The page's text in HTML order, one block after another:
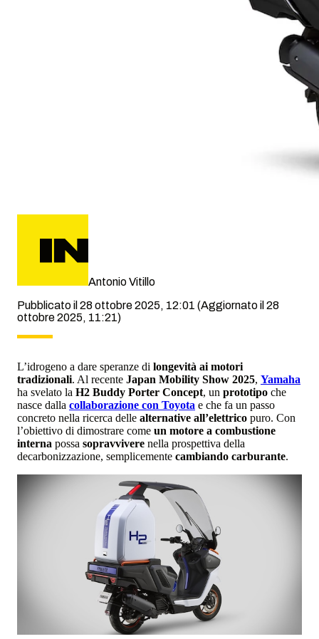
Antonio Vitillo
Pubblicato il 28 ottobre 2025, 12:01 (Aggiornato il 28
ottobre 2025, 11:21)
L’idrogeno a dare speranze di longevità ai motori
tradizionali. Al recente Japan Mobility Show 2025, Yamaha
ha svelato la H2 Buddy Porter Concept, un prototipo che
nasce dalla collaborazione con Toyota e che fa un passo
concreto nella ricerca delle alternative all’elettrico puro. Con
l’obiettivo di dimostrare come un motore a combustione
interna possa sopravvivere nella prospettiva della
decarbonizzazione, semplicemente cambiando carburante.